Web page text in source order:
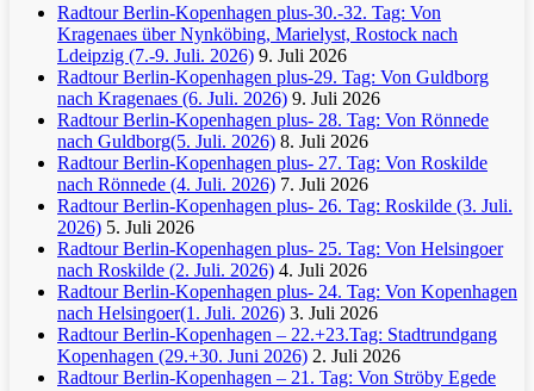
Radtour Berlin-Kopenhagen plus-30.-32. Tag: Von
Kragenaes über Nynköbing, Marielyst, Rostock nach
Ldeipzig (7.-9. Juli. 2026) 9. Juli 2026
Radtour Berlin-Kopenhagen plus-29. Tag: Von Guldborg
nach Kragenaes (6. Juli. 2026) 9. Juli 2026
Radtour Berlin-Kopenhagen plus- 28. Tag: Von Rönnede
nach Guldborg(5. Juli. 2026) 8. Juli 2026
Radtour Berlin-Kopenhagen plus- 27. Tag: Von Roskilde
nach Rönnede (4. Juli. 2026) 7. Juli 2026
Radtour Berlin-Kopenhagen plus- 26. Tag: Roskilde (3. Juli.
2026) 5. Juli 2026
Radtour Berlin-Kopenhagen plus- 25. Tag: Von Helsingoer
nach Roskilde (2. Juli. 2026) 4. Juli 2026
Radtour Berlin-Kopenhagen plus- 24. Tag: Von Kopenhagen
nach Helsingoer(1. Juli. 2026) 3. Juli 2026
Radtour Berlin-Kopenhagen – 22.+23.Tag: Stadtrundgang
Kopenhagen (29.+30. Juni 2026) 2. Juli 2026
Radtour Berlin-Kopenhagen – 21. Tag: Von Ströby Egede